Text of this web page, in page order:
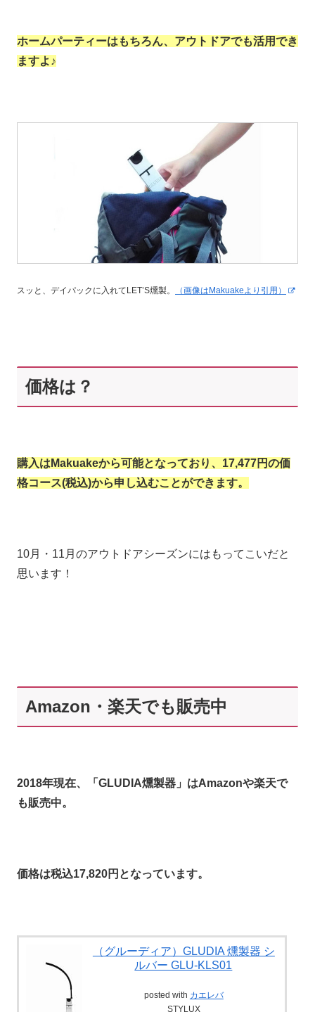
ホームパーティーはもちろん、アウトドアでも活用でき
ますよ♪
スッと、デイパックに入れてLET’S燻製。 （画像はMakuakeより引用）
価格は？
購入はMakuakeから可能となっており、17,477円の価
格コース(税込)から申し込むことができます。
10月・11月のアウトドアシーズンにはもってこいだと
思います！
Amazon・楽天でも販売中
2018年現在、「GLUDIA燻製器」はAmazonや楽天で
も販売中。
価格は税込17,820円となっています。
（グルーディア）GLUDIA 燻製器 シ
ルバー GLU-KLS01
posted with カエレバ
STYLUX